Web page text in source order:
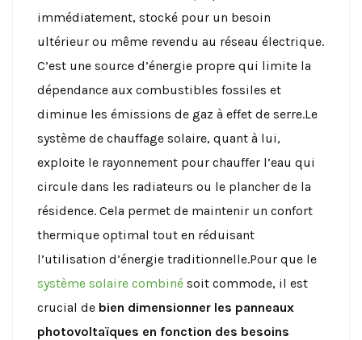
immédiatement, stocké pour un besoin
ultérieur ou même revendu au réseau électrique.
C’est une source d’énergie propre qui limite la
dépendance aux combustibles fossiles et
diminue les émissions de gaz à effet de serre.Le
système de chauffage solaire, quant à lui,
exploite le rayonnement pour chauffer l’eau qui
circule dans les radiateurs ou le plancher de la
résidence. Cela permet de maintenir un confort
thermique optimal tout en réduisant
l’utilisation d’énergie traditionnelle.Pour que le
système solaire combiné soit commode, il est
crucial de bien dimensionner les panneaux
photovoltaïques en fonction des besoins